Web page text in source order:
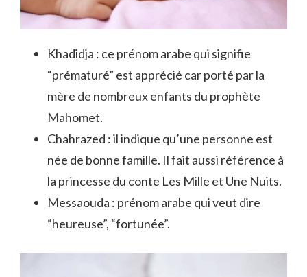
Khadidja : ce prénom arabe qui signifie
“prématuré” est apprécié car porté par la
mère de nombreux enfants du prophète
Mahomet.
Chahrazed : il indique qu’une personne est
née de bonne famille. Il fait aussi référence à
la princesse du conte Les Mille et Une Nuits.
Messaouda : prénom arabe qui veut dire
“heureuse”, “fortunée”.